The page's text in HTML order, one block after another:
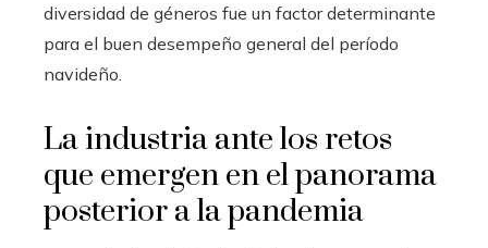
diversidad de géneros fue un factor determinante
para el buen desempeño general del período
navideño.
La industria ante los retos
que emergen en el panorama
posterior a la pandemia